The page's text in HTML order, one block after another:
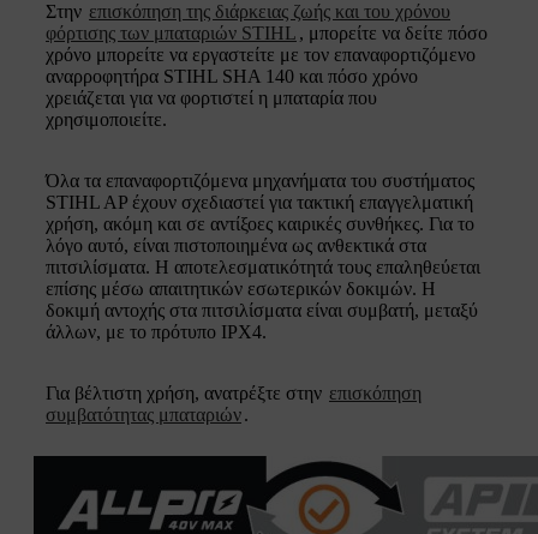
Στην επισκόπηση της διάρκειας ζωής και του χρόνου
φόρτισης των μπαταριών STIHL , μπορείτε να δείτε πόσο
χρόνο μπορείτε να εργαστείτε με τον επαναφορτιζόμενο
αναρροφητήρα STIHL SHA 140 και πόσο χρόνο
χρειάζεται για να φορτιστεί η μπαταρία που
χρησιμοποιείτε.
Όλα τα επαναφορτιζόμενα μηχανήματα του συστήματος
STIHL AP έχουν σχεδιαστεί για τακτική επαγγελματική
χρήση, ακόμη και σε αντίξοες καιρικές συνθήκες. Για το
λόγο αυτό, είναι πιστοποιημένα ως ανθεκτικά στα
πιτσιλίσματα. Η αποτελεσματικότητά τους επαληθεύεται
επίσης μέσω απαιτητικών εσωτερικών δοκιμών. Η
δοκιμή αντοχής στα πιτσιλίσματα είναι συμβατή, μεταξύ
άλλων, με το πρότυπο IPX4.
Για βέλτιστη χρήση, ανατρέξτε στην επισκόπηση
συμβατότητας μπαταριών.